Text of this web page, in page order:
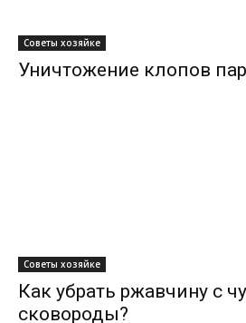
Советы хозяйке
Уничтожение клопов
Советы хозяйке
Как убрать ржавчину с
сковороды?